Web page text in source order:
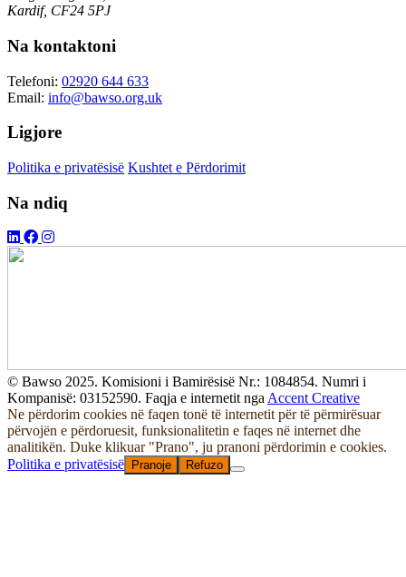
Kardif, CF24 5PJ
Na kontaktoni
Telefoni: 02920 644 633
Email: info@bawso.org.uk
Ligjore
Politika e privatësisë Kushtet e Përdorimit
Na ndiq
© Bawso 2025. Komisioni i Bamirësisë Nr.: 1084854. Numri i
Kompanisë: 03152590. Faqja e internetit ngaAccent Creative
Ne përdorim cookies në faqen tonë të internetit për të përmirësuar
përvojën e përdoruesit, funksionalitetin e faqes në internet dhe
analitikën. Duke klikuar "Prano", ju pranoni përdorimin e cookies.
Politika e privatësisë
Pranoje Refuzo